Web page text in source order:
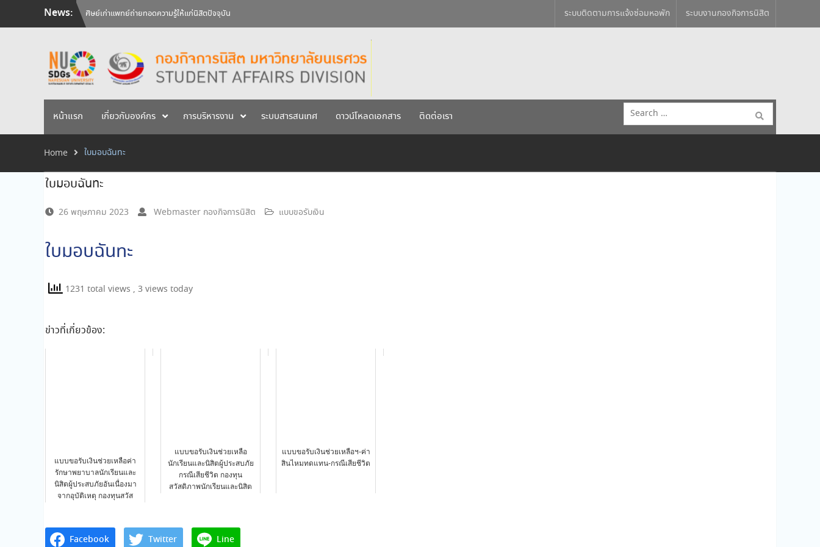
News:
ศิษย์เก่าแพทย์ถ่ายทอดความรู้ให้แก่นิสิตปัจจุบัน
วันคล้ายวันสถาปนามหาวิทยาลัยนเรศวร ครบรอบ 36 ปี 29 กรกฎาคม 2569
ระบบติดตามการแจ้งซ่อมหอพัก ระบบงานกองกิจการนิสิต
หน้าแรก เกี่ยวกับองค์กร การบริหารงาน ระบบสารสนเทศ ดาวน์โหลดเอกสาร ติดต่อเรา
Search
for:
Home ใบมอบฉันทะ
ใบมอบฉันทะ
26 พฤษภาคม 2023 Webmaster กองกิจการนิสิต แบบขอรับเงิน
ใบมอบฉันทะ
1231 total views , 3 views today
ข่าวที่เกี่ยวข้อง:
แบบขอรับเงินช่วยเหลือค่า
รักษาพยาบาลนักเรียนและ
นิสิตผู้ประสบภัยอันเนื่องมา
จากอุบัติเหตุ กองทุนสวัส
แบบขอรับเงินช่วยเหลือ
นักเรียนและนิสิตผู้ประสบภัย
กรณีเสียชีวิต กองทุน
สวัสดิภาพนักเรียนและนิสิต
แบบขอรับเงินช่วยเหลือฯ-ค่า
สินไหมทดแทน-กรณีเสียชีวิต
Facebook Twitter Line